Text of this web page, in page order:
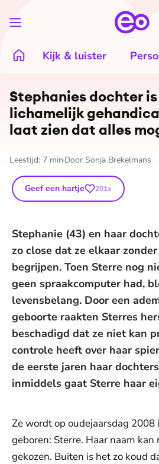
Kijk & luister
Stephanies dochter
lichamelijk
laat zien dat alles
Leestijd: 7 min Door Sonja Brekelmans
Geef een hartje 201x
Stephanie (43) en haar
zo close dat ze elkaar
begrijpen. Toen Sterre nog
geen spraakcomputer had,
levensbelang. Door een
geboorte raakten Sterres
beschadigd dat ze niet kan
controle heeft over haar
de eerste jaren haar
inmiddels gaat Sterre haar
Ze wordt op oudejaarsdag 2008
geboren: Sterre. Haar naam
gekozen. Buiten is het zo koud